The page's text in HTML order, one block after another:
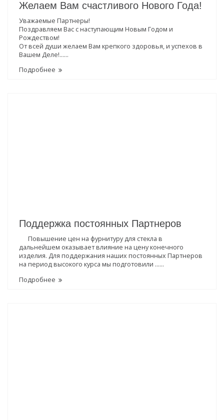
Желаем Вам счастливого Нового Года!
Уважаемые Партнеры!
Поздравляем Вас с наступающим Новым Годом и
Рождеством!
От всей души желаем Вам крепкого здоровья, и успехов в
Вашем Деле!......
Подробнее
Поддержка постоянных Партнеров
Повышение цен на фурнитуру для стекла в
дальнейшем оказывает влияние на цену конечного
изделия. Для поддержания наших постоянных Партнеров
на период высокого курса мы подготовили ......
Подробнее